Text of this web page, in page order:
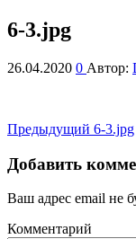
6-3.jpg
26.04.2020 0 Автор:
Навигация
по
записям
Предыдущая
Предыдущий 6-3.jpg
Добавить
Ваш адрес email не
Комментарий